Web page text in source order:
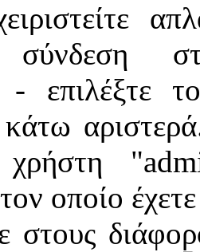
σύνδεση
- επιλέξτε
τον οποίο
στους